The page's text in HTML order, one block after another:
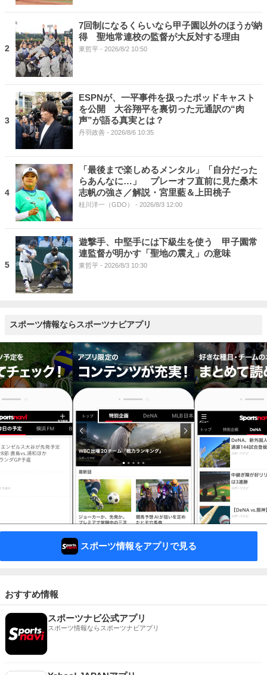
2
7回制になるくらいなら甲子園以外のほうが納
得 聖地常連校の監督が大反対する理由
東哲平 - 2026/8/2 10:50
3
ESPNが、一平事件を扱ったポッドキャスト
を公開 大谷翔平を裏切った元通訳の“肉
声”が語る真実とは？
丹羽政善 - 2026/8/6 10:35
4
「最後まで楽しめるメンタル」「自分だった
らあんなに…」 プレーオフ直前に見た桑木
志帆の強さ／解説・宮里藍＆上田桃子
桂川洋一（GDO） - 2026/8/3 12:00
5
遊撃手、中堅手には下級生を使う 甲子園常
連監督が明かす「聖地の震え」の意味
東哲平 - 2026/8/3 10:30
スポーツ情報ならスポーツナビアプリ
スポーツ情報をアプリで見る
おすすめ情報
スポーツナビ公式アプリ
スポーツ情報ならスポーツナビアプリ